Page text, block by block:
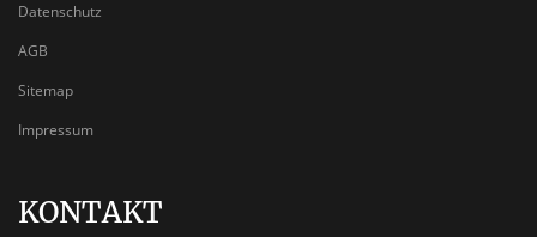
Datenschutz
AGB
Sitemap
Impressum
KONTAKT